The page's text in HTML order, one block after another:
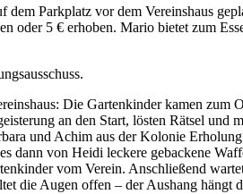
Parkplatz vor dem Vereinshaus
oder 5 € erhoben. Mario bietet zum
Die Gartenkinder kamen
an den Start, lösten Rätsel
und Achim aus der Kolonie
dann von Heidi leckere gebackene
vom Verein. Anschließend
die Augen offen – der Aushang